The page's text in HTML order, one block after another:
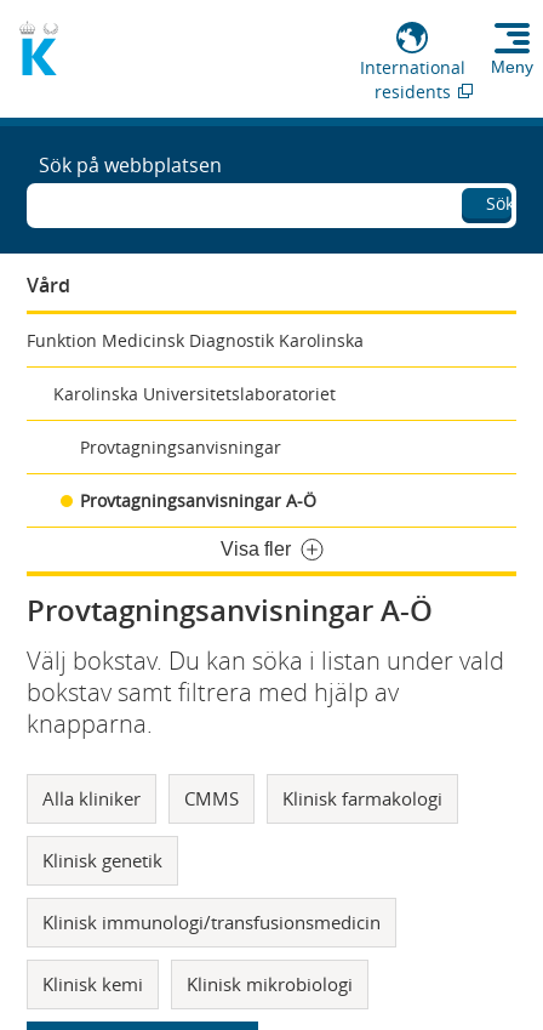
International
residents
Meny
Sök på webbplatsen
Sök
Vård
Funktion Medicinsk Diagnostik Karolinska
Karolinska Universitetslaboratoriet
Provtagningsanvisningar
Provtagningsanvisningar A-Ö
Visa fler
Provtagningsanvisningar A-Ö
Välj bokstav. Du kan söka i listan under vald
bokstav samt filtrera med hjälp av
knapparna.
Alla kliniker CMMS Klinisk farmakologi
Klinisk genetik
Klinisk immunologi/transfusionsmedicin
Klinisk kemi Klinisk mikrobiologi